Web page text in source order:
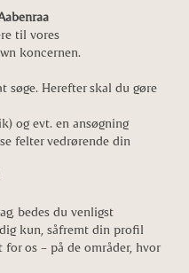
til vores
koncernen.
søge. Herefter skal du gøre
og evt. en ansøgning
felter vedrørende din
bedes du venligst
kun, såfremt din profil
os – på de områder, hvor